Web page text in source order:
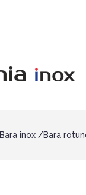
Bara inox Bara